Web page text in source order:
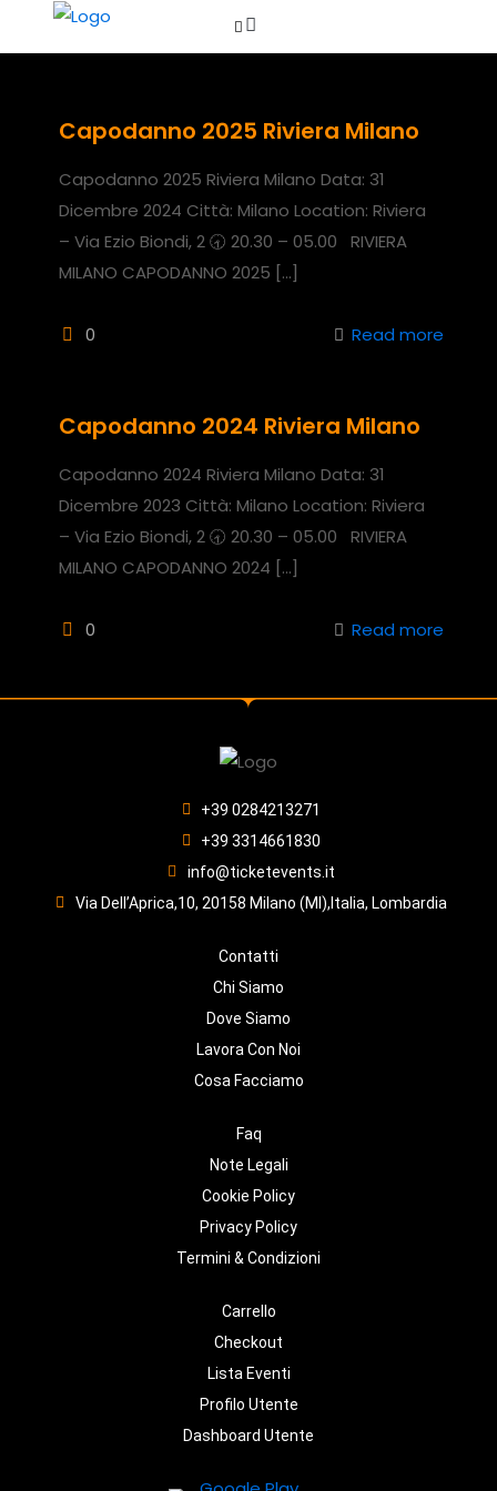
Capodanno 2025 Riviera Milano
Capodanno 2025 Riviera Milano Data: 31
Dicembre 2024 Città: Milano Location: Riviera
– Via Ezio Biondi, 2 🕣 20.30 – 05.00 RIVIERA
MILANO CAPODANNO 2025 […]
0 Read more
Capodanno 2024 Riviera Milano
Capodanno 2024 Riviera Milano Data: 31
Dicembre 2023 Città: Milano Location: Riviera
– Via Ezio Biondi, 2 🕣 20.30 – 05.00 RIVIERA
MILANO CAPODANNO 2024 […]
0 Read more
+39 0284213271
+39 3314661830
info@ticketevents.it
Via Dell’Aprica,10, 20158 Milano (MI),Italia, Lombardia
Contatti
Chi Siamo
Dove Siamo
Lavora Con Noi
Cosa Facciamo
Faq
Note Legali
Cookie Policy
Privacy Policy
Termini & Condizioni
Carrello
Checkout
Lista Eventi
Profilo Utente
Dashboard Utente